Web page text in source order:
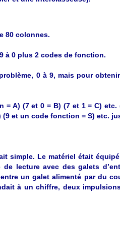
80 colonnes.
à 0 plus 2 codes de fonction.
0 à 9, mais pour
A) (7 et 0 = B) (7 et 1 = C) etc.
et un code fonction = S) etc.
simple. Le matériel était
lecture avec des galets
un galet alimenté par du
à un chiffre, deux